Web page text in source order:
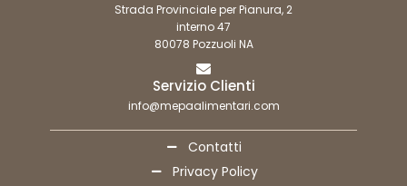
Strada Provinciale per Pianura, 2
interno 47
80078 Pozzuoli NA
Servizio Clienti
info@mepaalimentari.com
Contatti
Privacy Policy